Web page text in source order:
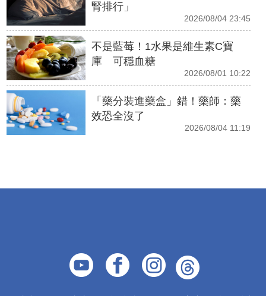
腎排行」
2026/08/04 23:45
不是藍莓！1水果是維生素C寶
庫 可穩血糖
2026/08/01 10:22
「藥分裝進藥盒」錯！藥師：藥
效恐全沒了
2026/08/04 11:19